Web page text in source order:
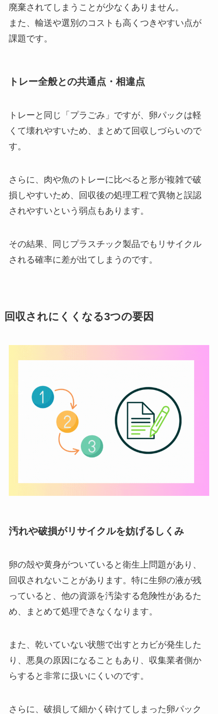
廃棄されてしまうことが少なくありません。
また、輸送や選別のコストも高くつきやすい点が
課題です。
トレー全般との共通点・相違点
トレーと同じ「プラごみ」ですが、卵パックは軽
くて壊れやすいため、まとめて回収しづらいので
す。
さらに、肉や魚のトレーに比べると形が複雑で破
損しやすいため、回収後の処理工程で異物と誤認
されやすいという弱点もあります。
その結果、同じプラスチック製品でもリサイクル
される確率に差が出てしまうのです。
回収されにくくなる3つの要因
汚れや破損がリサイクルを妨げるしくみ
卵の殻や黄身がついていると衛生上問題があり、
回収されないことがあります。特に生卵の液が残
っていると、他の資源を汚染する危険性があるた
め、まとめて処理できなくなります。
また、乾いていない状態で出すとカビが発生した
り、悪臭の原因になることもあり、収集業者側か
らすると非常に扱いにくいのです。
さらに、破損して細かく砕けてしまった卵パック